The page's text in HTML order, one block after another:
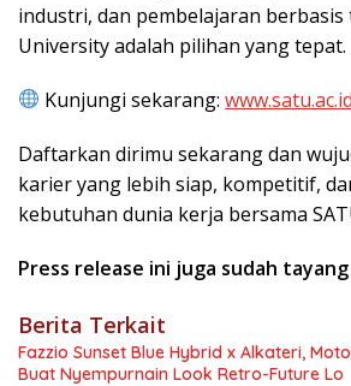
industri, dan pembelajaran berbasis
University adalah pilihan yang tepat.
Kunjungi sekarang:www.satu.ac.id
Daftarkan dirimu sekarang dan
karier yang lebih siap, kompetitif,
kebutuhan dunia kerja bersama
Press release ini juga sudah
Berita Terkait
Fazzio Sunset Blue Hybrid x Alkateri,
Buat Nyempurnain Look Retro-Future Lo